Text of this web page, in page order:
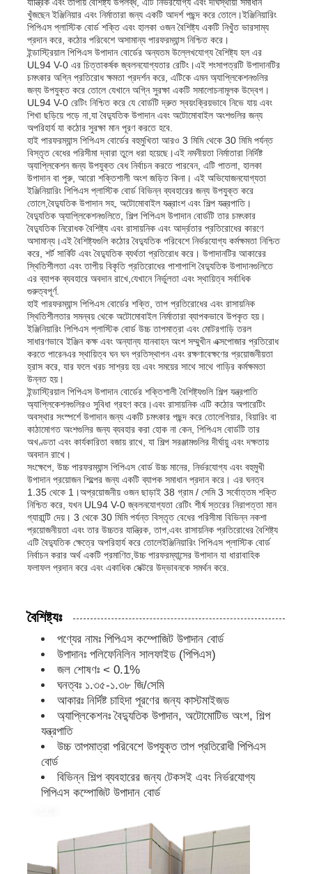
বাড়ি
পণ্য
আমাদের সম্পর্কে
কারখানা ভ্রমণ
মান নিয়ন্ত্রণ
আমাদের সাথে যোগাযোগ করুন
খবর
সব ক্ষেত্রেই
উদ্ধৃতির জন্য আবেদন
পিপি প্লাস্টিকের বোর্ড
প্লাস্টিক পিপি শীট
পিপিএস বোর্ড
অগ্নি প্রতিরোধী পলিপ্রোপিলিন শীট
পিপি হলো কনস্ট্রাকশন বোর্ড
পলিপ্রোপিলিন শীট
খুঁজছেন ইঞ্জিনিয়ার এবং নির্মাতারা জন্য একটি আদর্শ পছন্দ করে তোলে।ইঞ্জিনিয়ারিং
পিপিএস প্লাস্টিক বোর্ড শক্তি এবং হালকা ওজন বৈশিষ্ট্য একটি নিখুঁত ভারসাম্য
প্রদান করে, কঠোর পরিবেশে অসামান্য পারফরম্যান্স নিশ্চিত করে।
ইন্ডাস্ট্রিয়াল পিপিএস উপাদান বোর্ডের অন্যতম উল্লেখযোগ্য বৈশিষ্ট্য হল এর
UL94 V-0 এর চিত্তাকর্ষক জ্বলনযোগ্যতার রেটিং।এই শংসাপত্রটি উপাদানটির
চমৎকার অগ্নি প্রতিরোধ ক্ষমতা প্রদর্শন করে, এটিকে এমন অ্যাপ্লিকেশনগুলির
জন্য উপযুক্ত করে তোলে যেখানে অগ্নি সুরক্ষা একটি সমালোচনামূলক উদ্বেগ।
UL94 V-0 রেটিং নিশ্চিত করে যে বোর্ডটি দ্রুত স্বয়ংক্রিয়ভাবে নিভে যায় এবং
শিখা ছড়িয়ে পড়ে না,যা বৈদ্যুতিক উপাদান এবং অটোমোবাইল অংশগুলির জন্য
অপরিহার্য যা কঠোর সুরক্ষা মান পূরণ করতে হবে.
হাই পারফরম্যান্স পিপিএস বোর্ডের বহুমুখিতা আরও 3 মিমি থেকে 30 মিমি পর্যন্ত
বিস্তৃত বেধের পরিসীমা দ্বারা তুলে ধরা হয়েছে।এই নমনীয়তা নির্মাতারা নির্দিষ্ট
অ্যাপ্লিকেশন জন্য উপযুক্ত বেধ নির্বাচন করতে পারবেন, এটি পাতলা, হালকা
উপাদান বা পুরু, আরো শক্তিশালী অংশ জড়িত কিনা। এই অভিযোজনযোগ্যতা
ইঞ্জিনিয়ারিং পিপিএস প্লাস্টিক বোর্ড বিভিন্ন ব্যবহারের জন্য উপযুক্ত করে
তোলে,বৈদ্যুতিক উপাদান সহ, অটোমোবাইল যন্ত্রাংশ এবং শিল্প যন্ত্রপাতি।
বৈদ্যুতিক অ্যাপ্লিকেশনগুলিতে, শিল্প পিপিএস উপাদান বোর্ডটি তার চমৎকার
বৈদ্যুতিক নিরোধক বৈশিষ্ট্য এবং রাসায়নিক এবং আর্দ্রতার প্রতিরোধের কারণে
অসামান্য।এই বৈশিষ্ট্যগুলি কঠোর বৈদ্যুতিক পরিবেশে নির্ভরযোগ্য কর্মক্ষমতা নিশ্চিত
করে, শর্ট সার্কিট এবং বৈদ্যুতিক ব্যর্থতা প্রতিরোধ করে। উপাদানটির আকারের
স্থিতিশীলতা এবং তাপীয় বিকৃতি প্রতিরোধের পাশাপাশি বৈদ্যুতিক উপাদানগুলিতে
এর ব্যাপক ব্যবহারে অবদান রাখে,যেখানে নির্ভুলতা এবং স্থায়িত্ব সর্বাধিক
গুরুত্বপূর্ণ.
হাই পারফরম্যান্স পিপিএস বোর্ডের শক্তি, তাপ প্রতিরোধের এবং রাসায়নিক
স্থিতিশীলতার সমন্বয় থেকে অটোমোবাইল নির্মাতারা ব্যাপকভাবে উপকৃত হয়।
ইঞ্জিনিয়ারিং পিপিএস প্লাস্টিক বোর্ড উচ্চ তাপমাত্রা এবং মোটরগাড়ি তরল
সাধারণভাবে ইঞ্জিন কক্ষ এবং অন্যান্য যানবাহন অংশ সম্মুখীন এক্সপোজার প্রতিরোধ
করতে পারেনএর স্থায়িত্ব ঘন ঘন প্রতিস্থাপন এবং রক্ষণাবেক্ষণের প্রয়োজনীয়তা
হ্রাস করে, যার ফলে খরচ সাশ্রয় হয় এবং সময়ের সাথে সাথে গাড়ির কর্মক্ষমতা
উন্নত হয়।
ইন্ডাস্ট্রিয়াল পিপিএস উপাদান বোর্ডের শক্তিশালী বৈশিষ্ট্যগুলি শিল্প যন্ত্রপাতি
অ্যাপ্লিকেশনগুলিরও সুবিধা গ্রহণ করে।এবং রাসায়নিক এটি কঠোর অপারেটিং
অবস্থার সংস্পর্শে উপাদান জন্য একটি চমৎকার পছন্দ করে তোলেগিয়ার, বিয়ারিং বা
কাঠামোগত অংশগুলির জন্য ব্যবহার করা হোক না কেন, পিপিএস বোর্ডটি তার
অখণ্ডতা এবং কার্যকারিতা বজায় রাখে, যা শিল্প সরঞ্জামগুলির দীর্ঘায়ু এবং দক্ষতায়
অবদান রাখে।
সংক্ষেপে, উচ্চ পারফরম্যান্স পিপিএস বোর্ড উচ্চ মানের, নির্ভরযোগ্য এবং বহুমুখী
উপাদান প্রয়োজন শিল্পের জন্য একটি ব্যাপক সমাধান প্রদান করে। এর ঘনত্ব
1.35 থেকে 1।অপ্রয়োজনীয় ওজন ছাড়াই 38 গ্রাম / সেমি 3 সর্বোত্তম শক্তি
নিশ্চিত করে, যখন UL94 V-0 জ্বলনযোগ্যতা রেটিং শীর্ষ স্তরের নিরাপত্তা মান
গ্যারান্টি দেয়। 3 থেকে 30 মিমি পর্যন্ত বিস্তৃত বেধের পরিসীমা বিভিন্ন নকশা
প্রয়োজনীয়তা এবং তার উচ্চতর যান্ত্রিক, তাপ,এবং রাসায়নিক প্রতিরোধের বৈশিষ্ট্য
এটি বৈদ্যুতিক ক্ষেত্রে অপরিহার্য করে তোলেইঞ্জিনিয়ারিং পিপিএস প্লাস্টিক বোর্ড
নির্বাচন করার অর্থ একটি প্রমাণিত,উচ্চ পারফরম্যান্সের উপাদান যা ধারাবাহিক
ফলাফল প্রদান করে এবং একাধিক সেক্টরে উদ্ভাবনকে সমর্থন করে.
বৈশিষ্ট্যঃ
পণ্যের নামঃ পিপিএস কম্পোজিট উপাদান বোর্ড
উপাদানঃ পলিফেনিলিন সালফাইড (পিপিএস)
জল শোষণঃ < 0.1%
ঘনত্বঃ ১.৩৫-১.৩৮ জি/সেমি
আকারঃ নির্দিষ্ট চাহিদা পূরণের জন্য কাস্টমাইজড
অ্যাপ্লিকেশনঃ বৈদ্যুতিক উপাদান, অটোমোটিভ অংশ, শিল্প
যন্ত্রপাতি
উচ্চ তাপমাত্রা পরিবেশে উপযুক্ত তাপ প্রতিরোধী পিপিএস
বোর্ড
বিভিন্ন শিল্প ব্যবহারের জন্য টেকসই এবং নির্ভরযোগ্য
পিপিএস কম্পোজিট উপাদান বোর্ড